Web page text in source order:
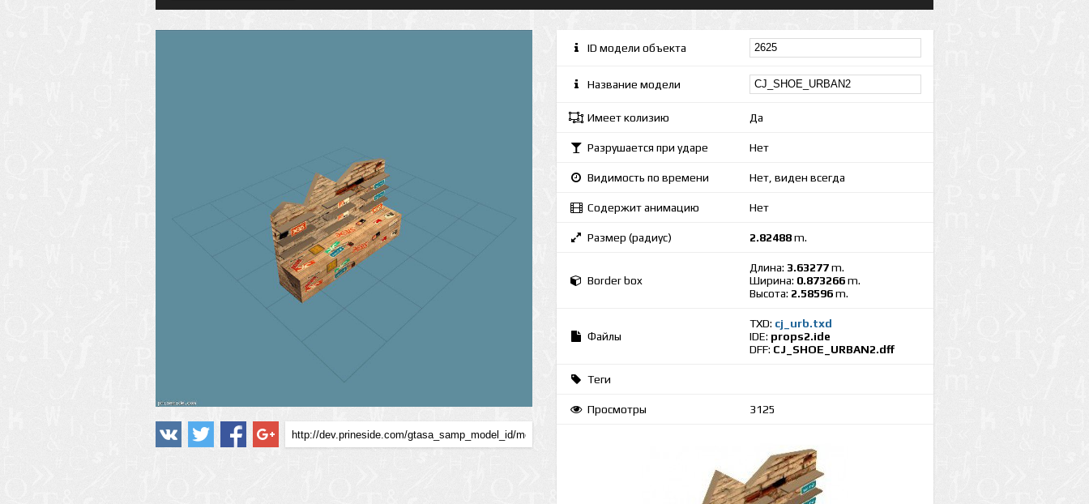
ID модели объекта
Название модели
Имеет колизию Да
Разрушается при ударе Нет
Видимость по времени Нет, виден всегда
Содержит анимацию Нет
Размер (радиус) 2.82488m.
Border box
Длина: 3.63277m.
Ширина: 0.873266m.
Высота: 2.58596m.
Файлы
TXD: cj_urb.txd
IDE: props2.ide
DFF: CJ_SHOE_URBAN2.dff
Теги
Просмотры 3125